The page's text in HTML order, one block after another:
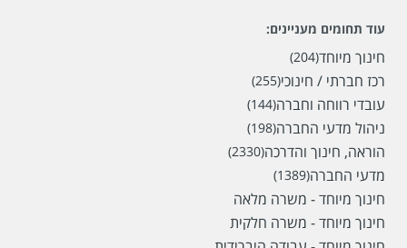
עוד תחומים מעניינים:
חינוך מיוחד(204)
רכז חברתי / חינוכי(255)
עובדי רווחה וחברה(144)
ניהול מדעי החברה(198)
הוראה, חינוך והדרכה(2330)
מדעי החברה(1389)
חינוך מיוחד - משרה מלאה
חינוך מיוחד - משרה חלקית